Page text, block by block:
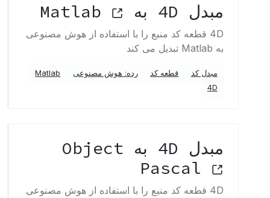
مبدل 4D به Matlab
4D قطعه کد منبع را با استفاده از هوش مصنوعی
به Matlab تبدیل می کند
مبدل کد قطعه کد رده: هوش مصنوعی
Matlab
4D
مبدل 4D به Object
Pascal
4D قطعه کد منبع را با استفاده از هوش مصنوعی